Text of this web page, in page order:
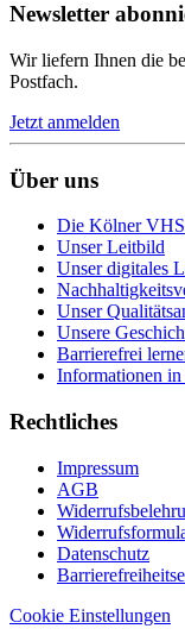
Newsletter
Wir liefern Ihnen die
Postfach.
Jetzt anmelden
Über uns
Die Kölner VHS
Unser Leitbild
Unser digitales
Unser
Unsere
Barrierefrei
Informationen
Rechtliches
Impressum
AGB
Datenschutz
Cookie Einstellungen